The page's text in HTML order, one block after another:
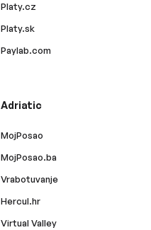
Platy.cz
Platy.sk
Paylab.com
Adriatic
MojPosao
MojPosao.ba
Vrabotuvanje
Hercul.hr
Virtual Valley